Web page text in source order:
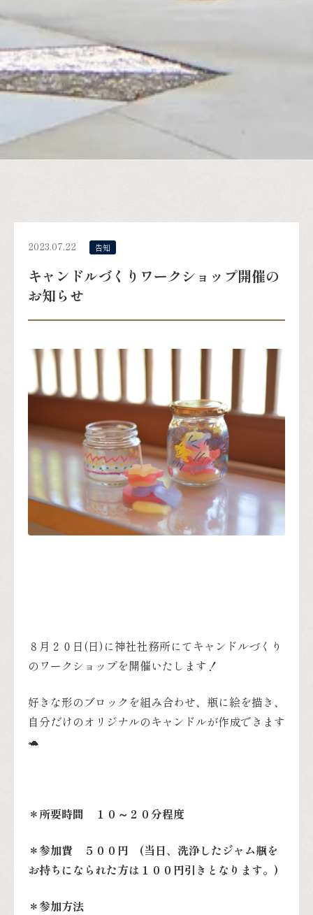
2023.07.22 告知
キャンドルづくりワークショップ開催の
お知らせ
８月２０日(日)に神社社務所にてキャンドルづくり
のワークショップを開催いたします！
好きな形のブロックを組み合わせ、瓶に絵を描き、
自分だけのオリジナルのキャンドルが作成できます
🐢
＊所要時間 １０～２０分程度
＊参加費 ５００円 (当日、洗浄したジャム瓶を
お持ちになられた方は１００円引きとなります。)
＊参加方法